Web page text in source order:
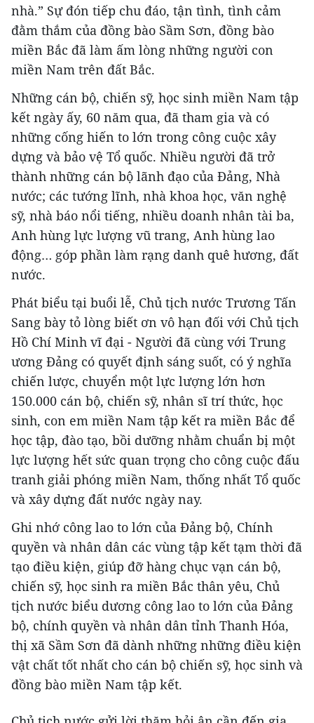
nhà.” Sự đón tiếp chu đáo, tận tình, tình cảm
đằm thắm của đồng bào Sầm Sơn, đồng bào
miền Bắc đã làm ấm lòng những người con
miền Nam trên đất Bắc.
Những cán bộ, chiến sỹ, học sinh miền Nam tập
kết ngày ấy, 60 năm qua, đã tham gia và có
những cống hiến to lớn trong công cuộc xây
dựng và bảo vệ Tổ quốc. Nhiều người đã trở
thành những cán bộ lãnh đạo của Đảng, Nhà
nước; các tướng lĩnh, nhà khoa học, văn nghệ
sỹ, nhà báo nổi tiếng, nhiều doanh nhân tài ba,
Anh hùng lực lượng vũ trang, Anh hùng lao
động… góp phần làm rạng danh quê hương, đất
nước.
Phát biểu tại buổi lễ, Chủ tịch nước Trương Tấn
Sang bày tỏ lòng biết ơn vô hạn đối với Chủ tịch
Hồ Chí Minh vĩ đại - Người đã cùng với Trung
ương Đảng có quyết định sáng suốt, có ý nghĩa
chiến lược, chuyển một lực lượng lớn hơn
150.000 cán bộ, chiến sỹ, nhân sĩ trí thức, học
sinh, con em miền Nam tập kết ra miền Bắc để
học tập, đào tạo, bồi dưỡng nhằm chuẩn bị một
lực lượng hết sức quan trọng cho công cuộc đấu
tranh giải phóng miền Nam, thống nhất Tổ quốc
và xây dựng đất nước ngày nay.
Ghi nhớ công lao to lớn của Đảng bộ, Chính
quyền và nhân dân các vùng tập kết tạm thời đã
tạo điều kiện, giúp đỡ hàng chục vạn cán bộ,
chiến sỹ, học sinh ra miền Bắc thân yêu, Chủ
tịch nước biểu dương công lao to lớn của Đảng
bộ, chính quyền và nhân dân tỉnh Thanh Hóa,
thị xã Sầm Sơn đã dành những những điều kiện
vật chất tốt nhất cho cán bộ chiến sỹ, học sinh và
đồng bào miền Nam tập kết.